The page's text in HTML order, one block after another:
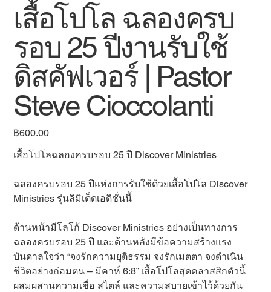
เสื้อโปโล ฉลองครบ
รอบ 25 ปีงานรับใช้
ดิสคัฟเวอร์ | Pastor
Steve Cioccolanti
ราคา
฿600.00
เสื้อโปโลฉลองครบรอบ 25 ปี Discover Ministries
ฉลองครบรอบ 25 ปีแห่งการรับใช้ด้วยเสื้อโปโล Discover
Ministries รุ่นลิมิเต็ดเอดิชั่นนี้
ด้านหน้ามีโลโก้ Discover Ministries อย่างเป็นทางการ
ฉลองครบรอบ 25 ปี และด้านหลังมีข้อความสร้างแรง
บันดาลใจว่า “จงรักความยุติธรรม จงรักเมตตา จงดำเนิน
ชีวิตอย่างถ่อมตน – มีคาห์ 6:8” เสื้อโปโลสุดคลาสสิกตัวนี้
ผสมผสานความเชื่อ สไตล์ และความสบายเข้าไว้ด้วยกัน